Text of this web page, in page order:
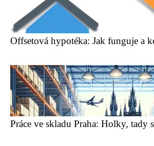
Offsetová hypotéka: Jak funguje a
Práce ve skladu Praha: Holky, tady